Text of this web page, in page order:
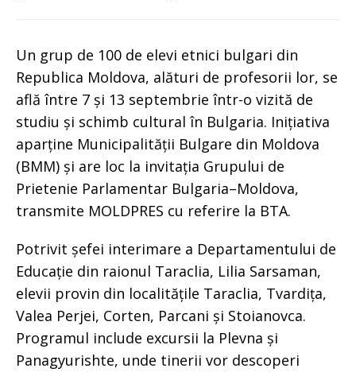
Un grup de 100 de elevi etnici bulgari din
Republica Moldova, alături de profesorii lor, se
află între 7 și 13 septembrie într-o vizită de
studiu și schimb cultural în Bulgaria. Inițiativa
aparține Municipalității Bulgare din Moldova
(BMM) și are loc la invitația Grupului de
Prietenie Parlamentar Bulgaria–Moldova,
transmite MOLDPRES cu referire la BTA.
Potrivit șefei interimare a Departamentului de
Educație din raionul Taraclia, Lilia Sarsaman,
elevii provin din localitățile Taraclia, Tvardița,
Valea Perjei, Corten, Parcani și Stoianovca.
Programul include excursii la Plevna și
Panagyurishte, unde tinerii vor descoperi